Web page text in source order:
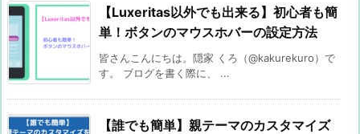
【Luxeritas以外でも出来る】初心者も簡
単！ボタンのマウスホバーの設定方法
皆さんこんにちは。隠家 くろ（@kakurekuro）で
す。 ブログを書く際に、 ...
【誰でも簡単】親テーマのカスタマイズ